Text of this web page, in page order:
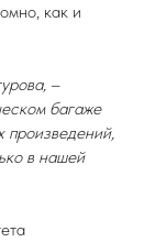
как и
–
багаже
произведений,
в нашей